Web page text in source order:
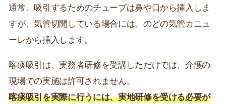
通常、吸引するためのチューブは鼻や口から挿入しま
すが、気管切開している場合には、のどの気管カニュ
ーレから挿入します。
喀痰吸引は、実務者研修を受講しただけでは、介護の
現場での実施は許可されません。
喀痰吸引を実際に行うには、実地研修を受ける必要が